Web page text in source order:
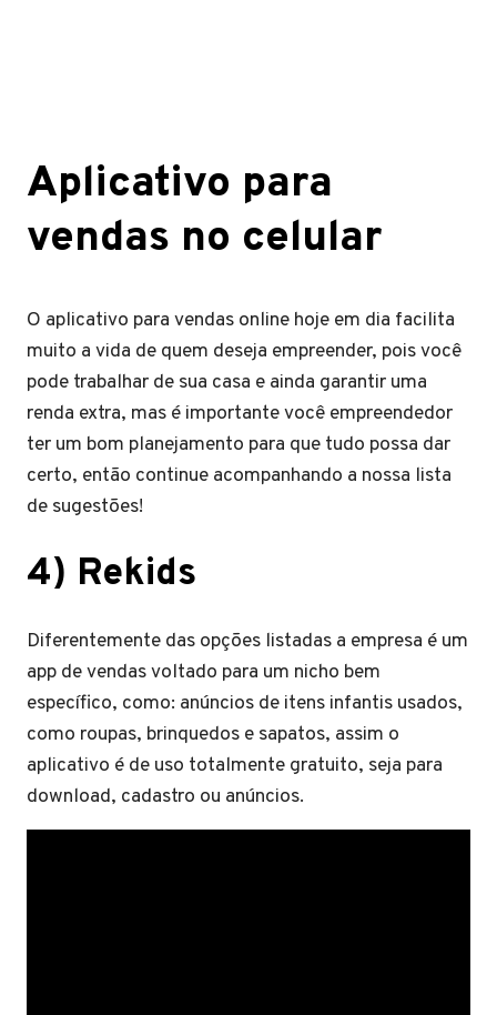
Aplicativo para
vendas no celular
O aplicativo para vendas online hoje em dia facilita
muito a vida de quem deseja empreender, pois você
pode trabalhar de sua casa e ainda garantir uma
renda extra, mas é importante você empreendedor
ter um bom planejamento para que tudo possa dar
certo, então continue acompanhando a nossa lista
de sugestões!
4) Rekids
Diferentemente das opções listadas a empresa é um
app de vendas voltado para um nicho bem
específico, como: anúncios de itens infantis usados,
como roupas, brinquedos e sapatos, assim o
aplicativo é de uso totalmente gratuito, seja para
download, cadastro ou anúncios.